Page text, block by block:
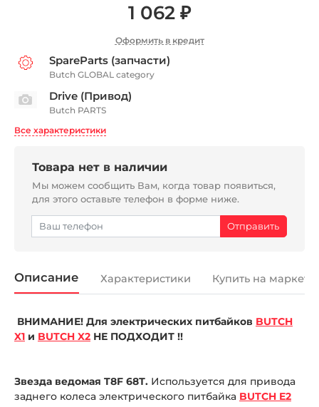
1 062 ₽
Оформить в кредит
SpareParts (запчасти)
Butch GLOBAL category
Drive (Привод)
Butch PARTS
Все характеристики
Товара нет в наличии
Мы можем сообщить Вам, когда товар появиться,
для этого оставьте телефон в форме ниже.
Описание Характеристики Купить на
ВНИМАНИЕ! Для электрических питбайков BUTCH
X1 и BUTCH X2 НЕ ПОДХОДИТ !!
Звезда ведомая T8F 68Т. Используется для привода
заднего колеса электрического питбайка BUTCH E2